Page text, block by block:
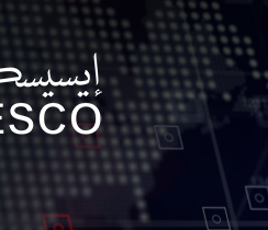
nous ?
faisons
et perspectives